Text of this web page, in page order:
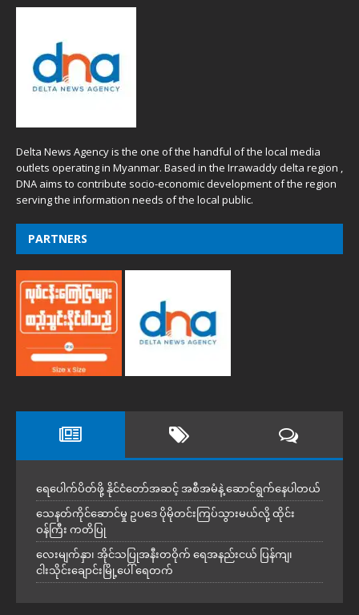
Delta News Agency is the one of the handful of the local media
outlets operating in Myanmar. Based in the Irrawaddy delta region ,
DNA aims to contribute socio-economic development of the region
serving the information needs of the local public.
PARTNERS
ရေပေါက်ပိတ်ဖို့ နိုင်ငံတော်အဆင့် အစီအမံနဲ့ ဆောင်ရွက်နေပါတယ်
သေနတ်ကိုင်ဆောင်မှု ဥပဒေ ပိုမိုတင်းကြပ်သွားမယ်လို့ ထိုင်း
ဝန်ကြီး ကတိပြု
လေးမျက်နှာ၊ အိုင်သပြုအနီးတဝိုက် ရေအနည်းငယ် ပြန်ကျ၊
ငါးသိုင်းချောင်းမြို့ပေါ် ရေတက်